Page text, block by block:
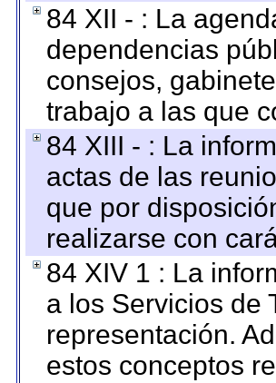
84 XII - : La
dependencias
consejos,
trabajo a las que
84 XIII - : La
actas de las
que por
realizarse con
84 XIV 1 : La
a los Servicios de
representación.
estos conceptos